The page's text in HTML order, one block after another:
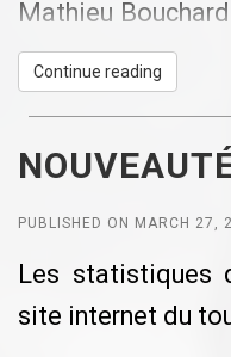
Continue reading
PUBLISHED ON MARCH 27,
Les statistiques
site internet du